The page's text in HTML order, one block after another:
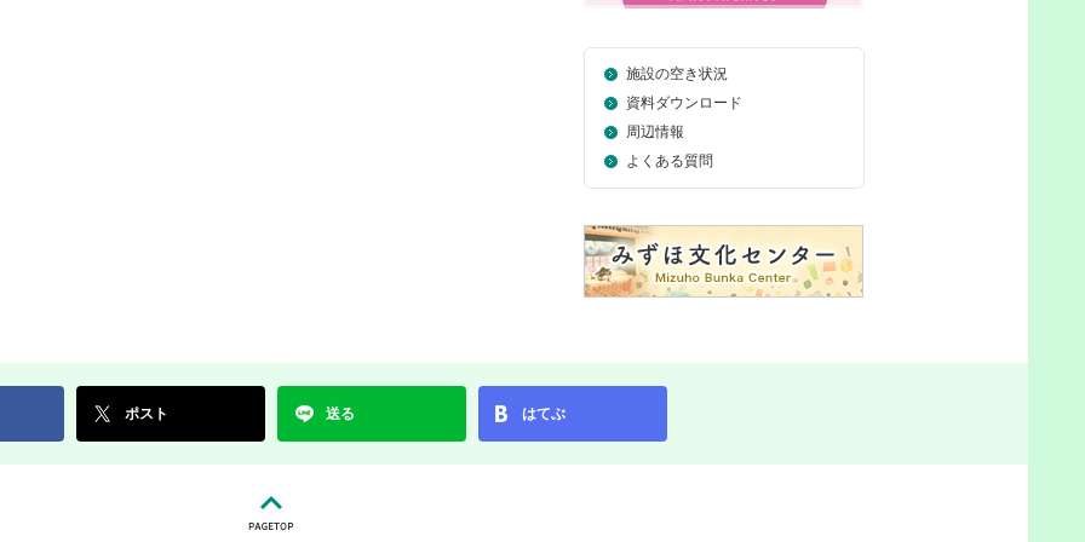
施設の空き状況
資料ダウンロード
周辺情報
よくある質問
ポスト 送る はてぶ